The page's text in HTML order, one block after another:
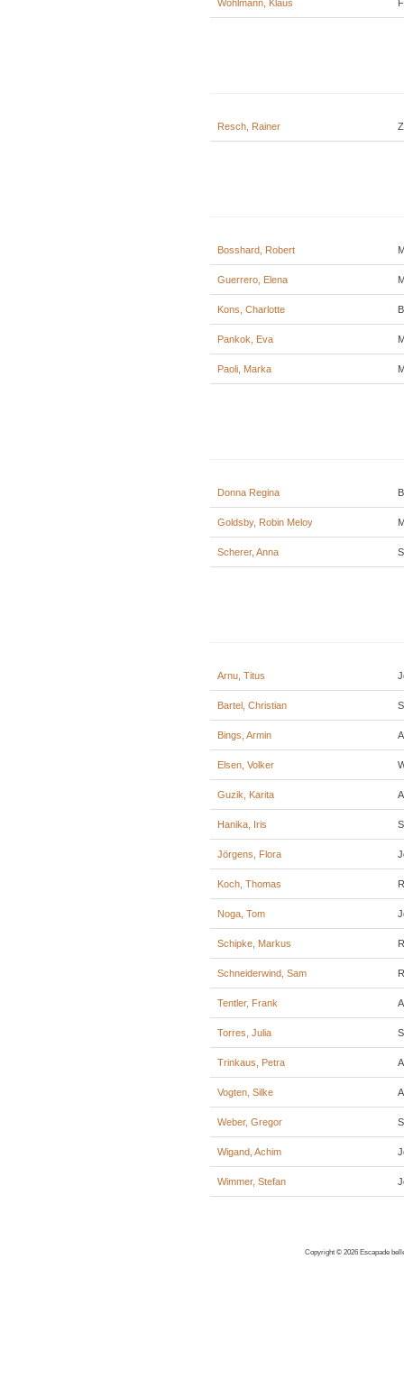
Wohlmann, Klaus
Resch, Rainer
Bosshard, Robert
Guerrero, Elena
Kons, Charlotte
Pankok, Eva
Paoli, Marka
Donna Regina
Goldsby, Robin Meloy
Scherer, Anna
Arnu, Titus
Bartel, Christian
Bings, Armin
Elsen, Volker
Guzik, Karita
Hanika, Iris
Jörgens, Flora
Koch, Thomas
Noga, Tom
Schipke, Markus
Schneiderwind, Sam
Tentler, Frank
Torres, Julia
Trinkaus, Petra
Vogten, Silke
Weber, Gregor
Wigand, Achim
Wimmer, Stefan
Copyright © 2026 Escapade